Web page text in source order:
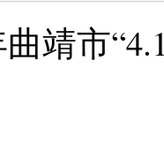
全协同共
。曲靖市